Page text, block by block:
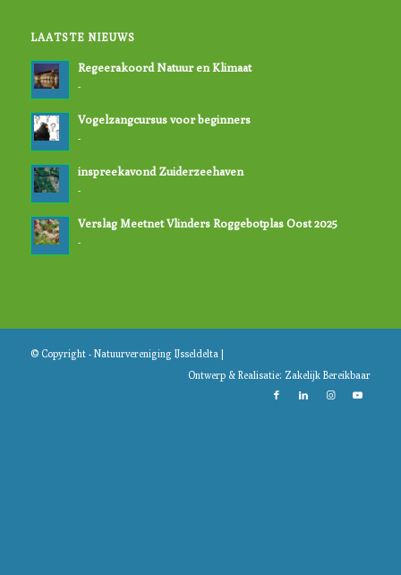
LAATSTE NIEUWS
Regeerakoord Natuur en Klimaat
-
Vogelzangcursus voor beginners
-
inspreekavond Zuiderzeehaven
-
Verslag Meetnet Vlinders Roggebotplas Oost 2025
-
© Copyright - Natuurvereniging IJsseldelta |
Ontwerp & Realisatie: Zakelijk Bereikbaar